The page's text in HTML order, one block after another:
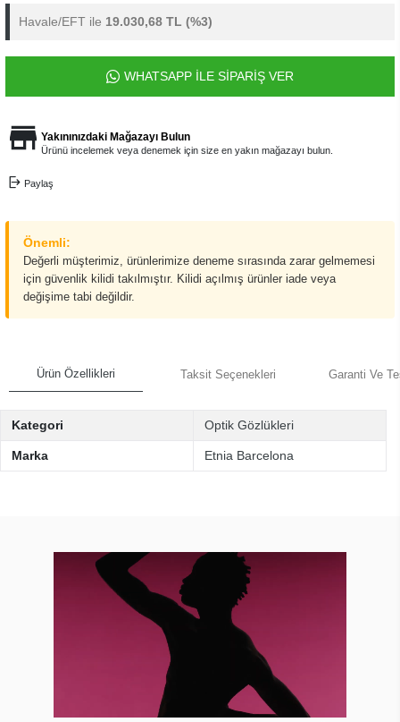
Havale/EFT ile 19.030,68 TL (%3)
WHATSAPP İLE SİPARİŞ VER
Yakınınızdaki Mağazayı Bulun
Ürünü incelemek veya denemek için size en yakın mağazayı bulun.
Paylaş
Önemli:
Değerli müşterimiz, ürünlerimize deneme sırasında zarar gelmemesi
için güvenlik kilidi takılmıştır. Kilidi açılmış ürünler iade veya
değişime tabi değildir.
Ürün Özellikleri Taksit Seçenekleri Garanti Ve
Kategori Optik Gözlükleri
Marka Etnia Barcelona